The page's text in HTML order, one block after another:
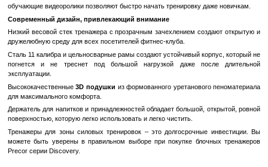
сиденья.
Персонализация
Начальное положение и роликовые подушки легко регулируются,
этот тренажер идеально подходит для пользователя,
положение в течение всей тренировки.
Удобный весовой стек
Весовой стек регулируется с помощью простого штифта, до